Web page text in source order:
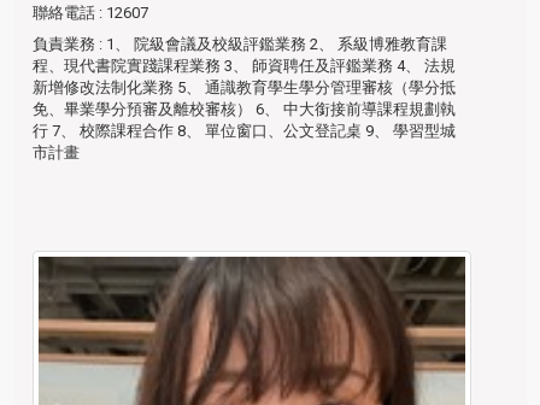
聯絡電話 : 12607
負責業務 : 1、 院級會議及校級評鑑業務 2、 系級博雅教育課
程、現代書院實踐課程業務 3、 師資聘任及評鑑業務 4、 法規
新增修改法制化業務 5、 通識教育學生學分管理審核（學分抵
免、畢業學分預審及離校審核） 6、 中大銜接前導課程規劃執
行 7、 校際課程合作 8、 單位窗口、公文登記桌 9、 學習型城
市計畫